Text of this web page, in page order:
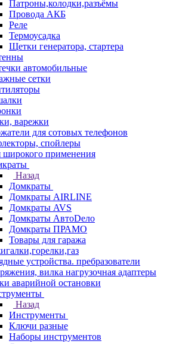
Патроны,колодки,разъёмы
Провода АКБ
Реле
Термоусадка
Щетки генератора, стартера
автомобильные
сетки
варежки
для сотовых телефонов
спойлеры
широкого применения
Назад
Домкраты
Домкраты AIRLINE
Домкраты AVS
Домкраты АвтоDело
Домкраты ПРАМО
Товары для гаража
устройства. пребразователи
вилка нагрузочная адаптеры
аварийной остановки
Назад
Инструменты
Ключи разные
Наборы инструментов